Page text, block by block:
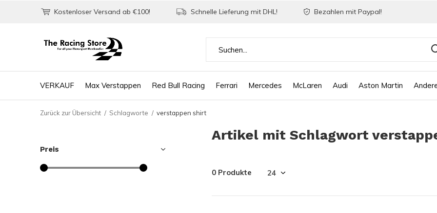
VERKAUF Max Verstappen Red Bull Racing Ferrari Mercedes McLaren Audi Aston Martin
Kostenloser Versand ab €100! Schnelle Lieferung mit DHL! Bezahlen mit Paypal!
Zurück zur Übersicht Schlagworte verstappen shirt
Artikel mit Schlagwort
0 Produkte
Preis